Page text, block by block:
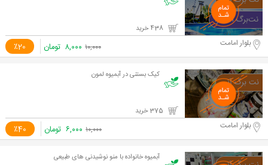
٪20 بلوار امامت ۱۰,۰۰۰ ۸,۰۰۰ تومان
کیک بستنی در آبمیوه لمون
٪40 بلوار امامت ۱۰,۰۰۰ ۶,۰۰۰ تومان
آبمیوه خانواده با منو نوشیدنی های طبیعی